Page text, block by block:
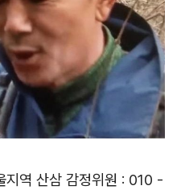
지역 산삼 감정위원 : 010 -